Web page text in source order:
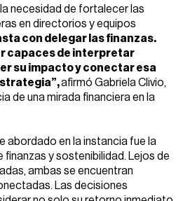
necesidad de fortalecer las
en directorios y equipos
con delegar las finanzas.
capaces de interpretar
su impacto y conectar esa
afirmó Gabriela Clivio,
de una mirada financiera en la
abordado en la instancia fue la
y sostenibilidad. Lejos de
ambas se encuentran
Las decisiones